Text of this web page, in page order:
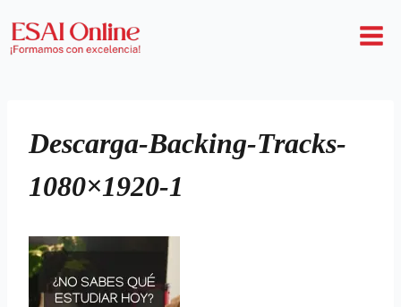
Descarga-Backing-Tracks-
1080×1920-1